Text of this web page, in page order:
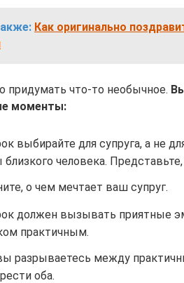
Как оригинально
придумать что-то необычное.
моменты:
выбирайте для супруга, а не
близкого человека.
о чем мечтает ваш супруг.
должен вызывать приятные
практичным.
разрываетесь между
оба.